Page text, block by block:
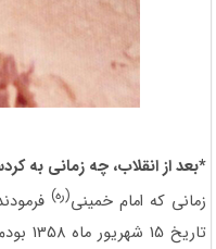
*بعد از انقلاب، چه زمانی به
زمانی که امام خمینی(ره)